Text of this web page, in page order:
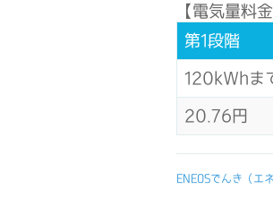
【電気量料金
第1段階
120kWhま
20.76円
ENEOSでんき（エ